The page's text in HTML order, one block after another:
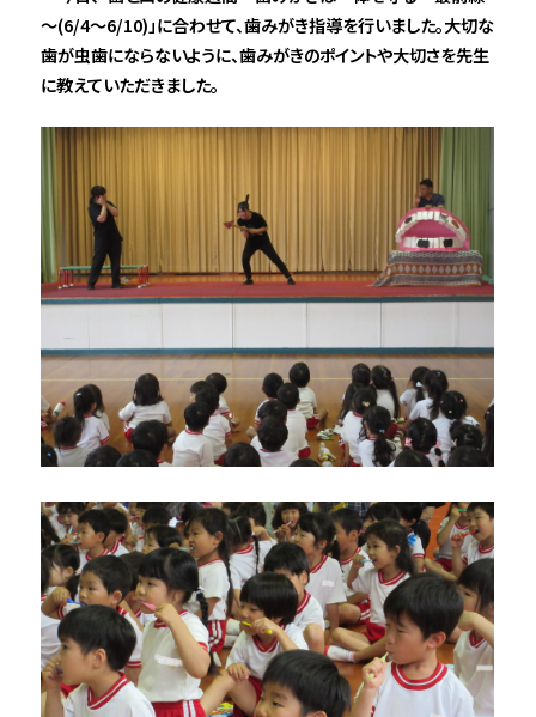
～(6/4～6/10)」に合わせて、歯みがき指導を行いました。大切な
歯が虫歯にならないように、歯みがきのポイントや大切さを先生
に教えていただきました。